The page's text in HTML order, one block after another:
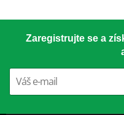
Zaregistrujte se a